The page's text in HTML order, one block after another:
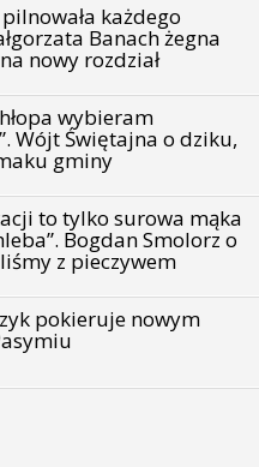
każdego
Banach żegna
nowy rozdział
wybieram
Wójt Świętajna o dziku,
gminy
to tylko surowa mąka
Bogdan Smolorz o
z pieczywem
pokieruje nowym